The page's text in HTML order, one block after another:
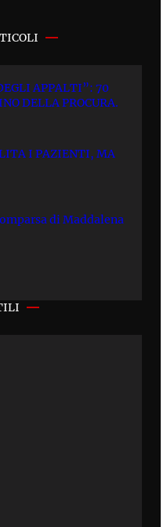
APPALTI”: 70
DELLA PROCURA.
I PAZIENTI, MA
di Maddalena